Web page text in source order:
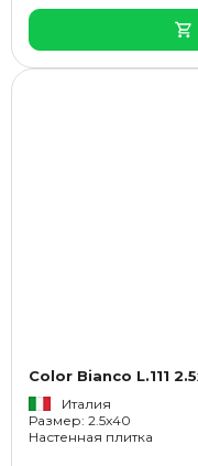
Color Bianco L.111
Италия
Размер: 2.5x40
Настенная плитка